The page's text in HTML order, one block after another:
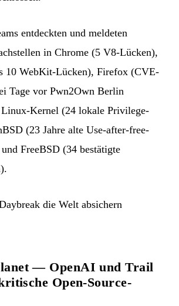
entdeckten und meldeten
in Chrome (5 V8-Lücken),
10 WebKit-Lücken), Firefox (CVE-
Tage vor Pwn2Own Berlin
Linux-Kernel (24 lokale Privilege-
(23 Jahre alte Use-after-free-
FreeBSD (34 bestätigte
die Welt absichern
— OpenAI und Trail
Open-Source-